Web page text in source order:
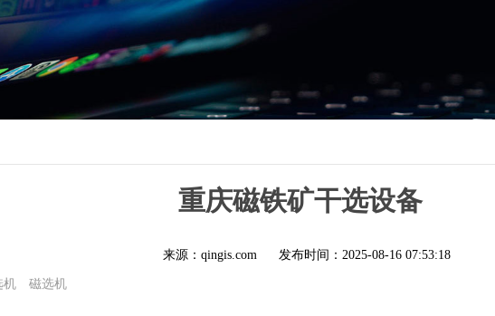
重庆磁铁矿干选设备
来源：qingis.com 发布时间： 2025-08-16 07:53:18
机 磁选机